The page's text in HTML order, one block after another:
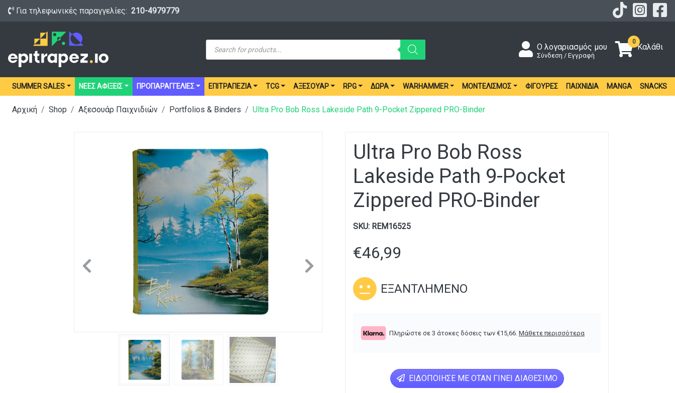
Για τηλεφωνικές παραγγελίες: 210-4979779
Products
search
Ο λογαριασμός μου
Σύνδεση / Εγγραφή
0
Καλάθι
SUMMER SALES ΝΕΕΣ ΑΦΙΞΕΙΣ ΠΡΟΠΑΡΑΓΓΕΛΙΕΣ ΕΠΙΤΡΑΠΈΖΙΑ TCG ΑΞΕΣΟΥΆΡ RPG ΔΏΡΑ WARHAMMER ΜΟΝΤΕΛΙΣΜΌΣ ΦΙΓΟΎΡΕΣ ΠΑΙΧΝΊΔΙΑ MANGA SNACKS
Αρχική Shop Αξεσουάρ Παιχνιδιών Portfolios & Binders Ultra Pro Bob Ross Lakeside Path 9-Pocket Zippered PRO-Binder
Previous Next
Ultra Pro Bob Ross
Lakeside Path 9-Pocket
Zippered PRO-Binder
SKU: REM16525
€46,99
ΕΞΑΝΤΛΗΜΈΝΟ
Πληρώστε σε 3 άτοκες δόσεις των €15,66 Μάθετε περισσότερα
ΕΙΔΟΠΟΊΗΣΕ ΜΕ ΌΤΑΝ ΓΊΝΕΙ ΔΙΑΘΈΣΙΜΟ